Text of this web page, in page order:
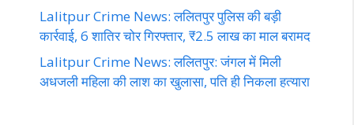
Lalitpur Crime News: ललितपुर पुलिस की बड़ी
कार्रवाई, 6 शातिर चोर गिरफ्तार, ₹2.5 लाख का माल बरामद
Lalitpur Crime News: ललितपुर: जंगल में मिली
अधजली महिला की लाश का खुलासा, पति ही निकला हत्यारा